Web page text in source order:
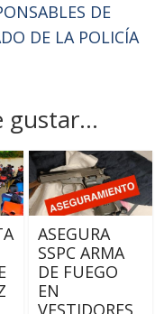
DE
DE LA POLICÍA
gustar...
ASEGURA
SSPC ARMA
DE FUEGO
EN
VESTIDORES